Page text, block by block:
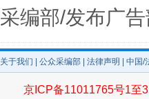
编部/发布广
关于我们 公众采编部 法律声明 | 中国
京ICP备11011765号1至